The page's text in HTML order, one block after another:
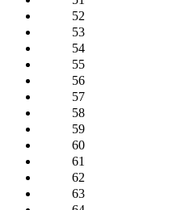
52
53
54
55
56
57
58
59
60
61
62
63